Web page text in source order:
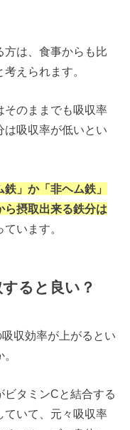
方は、食事からも比
えられます。
そのままでも吸収率
は吸収率が低いとい
」か「非ヘム鉄」
ら摂取出来る鉄分は
ています。
ると良い？
収効率が上がるとい
ビタミンCと結合する
ていて、元々吸収率